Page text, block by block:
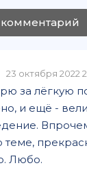
23 октября 2022
за лёгкую
и ещё -
теме,
Любо.